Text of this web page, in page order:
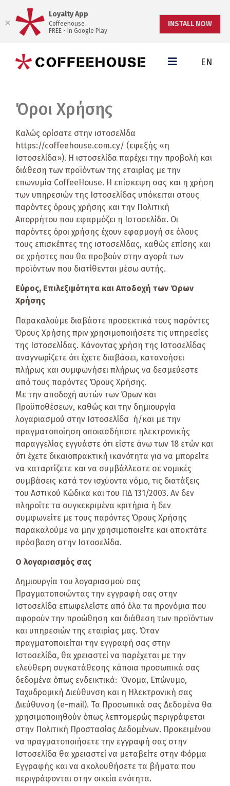
EN
Όροι Χρήσης
Καλώς ορίσατε στην ιστοσελίδα
https://coffeehouse.com.cy/ (εφεξής «η
Ιστοσελίδα»). Η ιστοσελίδα παρέχει την προβολή και
διάθεση των προϊόντων της εταιρίας με την
επωνυμία CoffeeHouse. Η επίσκεψη σας και η χρήση
των υπηρεσιών της Ιστοσελίδας υπόκειται στους
παρόντες όρους χρήσης και την Πολιτική
Απορρήτου που εφαρμόζει η Ιστοσελίδα. Οι
παρόντες όροι χρήσης έχουν εφαρμογή σε όλους
τους επισκέπτες της ιστοσελίδας, καθώς επίσης και
σε χρήστες που θα προβούν στην αγορά των
προϊόντων που διατίθενται μέσω αυτής.
Εύρος, Επιλεξιμότητα και Αποδοχή των Όρων
Χρήσης
Παρακαλούμε διαβάστε προσεκτικά τους παρόντες
Όρους Χρήσης πριν χρησιμοποιήσετε τις υπηρεσίες
της Ιστοσελίδας. Κάνοντας χρήση της Ιστοσελίδας
αναγνωρίζετε ότι έχετε διαβάσει, κατανοήσει
πλήρως και συμφωνήσει πλήρως να δεσμεύεστε
από τους παρόντες Όρους Χρήσης.
Με την αποδοχή αυτών των Όρων και
Προϋποθέσεων, καθώς και την δημιουργία
λογαριασμού στην Ιστοσελίδα ή/και με την
πραγματοποίηση οποιασδήποτε ηλεκτρονικής
παραγγελίας εγγυάστε ότι είστε άνω των 18 ετών και
ότι έχετε δικαιοπρακτική ικανότητα για να μπορείτε
να καταρτίζετε και να συμβάλλεστε σε νομικές
συμβάσεις κατά τον ισχύοντα νόμο, τις διατάξεις
του Αστικού Κώδικα και του ΠΔ 131/2003. Αν δεν
πληροίτε τα συγκεκριμένα κριτήρια ή δεν
συμφωνείτε με τους παρόντες Όρους Χρήσης
παρακαλούμε να μην χρησιμοποιείτε και αποκτάτε
πρόσβαση στην Ιστοσελίδα.
Ο λογαριασμός σας
Δημιουργία του λογαριασμού σας
Πραγματοποιώντας την εγγραφή σας στην
Ιστοσελίδα επωφελείστε από όλα τα προνόμια που
αφορούν την προώθηση και διάθεση των προϊόντων
και υπηρεσιών της εταιρίας μας. Όταν
πραγματοποιείται την εγγραφή σας στην
Ιστοσελίδα, θα χρειαστεί να παρέχεται με την
ελεύθερη συγκατάθεσης κάποια προσωπικά σας
δεδομένα όπως ενδεικτικά: Όνομα, Επώνυμο,
Ταχυδρομική Διεύθυνση και η Ηλεκτρονική σας
Διεύθυνση (e-mail). Τα Προσωπικά σας Δεδομένα θα
χρησιμοποιηθούν όπως λεπτομερώς περιγράφεται
στην Πολιτική Προστασίας Δεδομένων. Προκειμένου
να πραγματοποιήσετε την εγγραφή σας στην
Ιστοσελίδα θα χρειαστεί να μεταβείτε στην Φόρμα
Εγγραφής και να ακολουθήσετε τα βήματα που
περιγράφονται στην οικεία ενότητα.
Loyalty App
Coffeehouse
FREE - In Google Play
INSTALL NOW